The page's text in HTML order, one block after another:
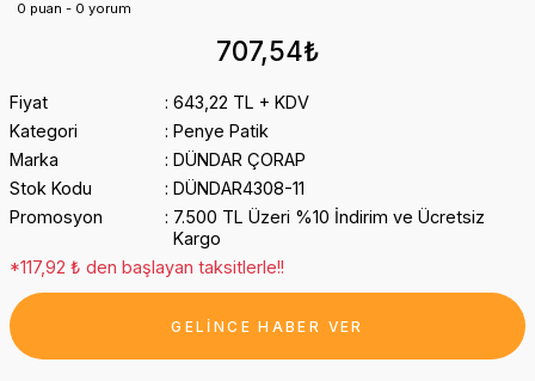
0 puan - 0 yorum
707,54₺
Fiyat
643,22 TL + KDV
Kategori
Penye Patik
Marka
DÜNDAR ÇORAP
Stok Kodu
DÜNDAR4308-11
Promosyon
7.500 TL Üzeri %10 İndirim ve Ücretsiz
Kargo
*117,92 ₺ den başlayan taksitlerle!!
GELİNCE HABER VER